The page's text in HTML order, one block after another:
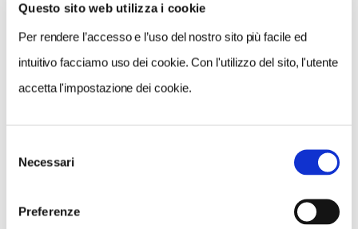
Questo sito web utilizza i cookie
Per rendere l’accesso e l’uso del nostro sito più facile ed
intuitivo facciamo uso dei cookie. Con l'utilizzo del sito, l'utente
accetta l'impostazione dei cookie.
delNecessari
Preferenze